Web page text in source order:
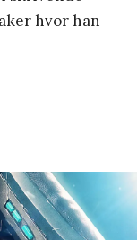
hvor han